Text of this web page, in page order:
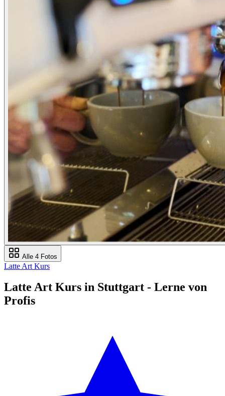
Alle 4 Fotos
Latte Art Kurs
Latte Art Kurs in Stuttgart - Lerne von
Profis